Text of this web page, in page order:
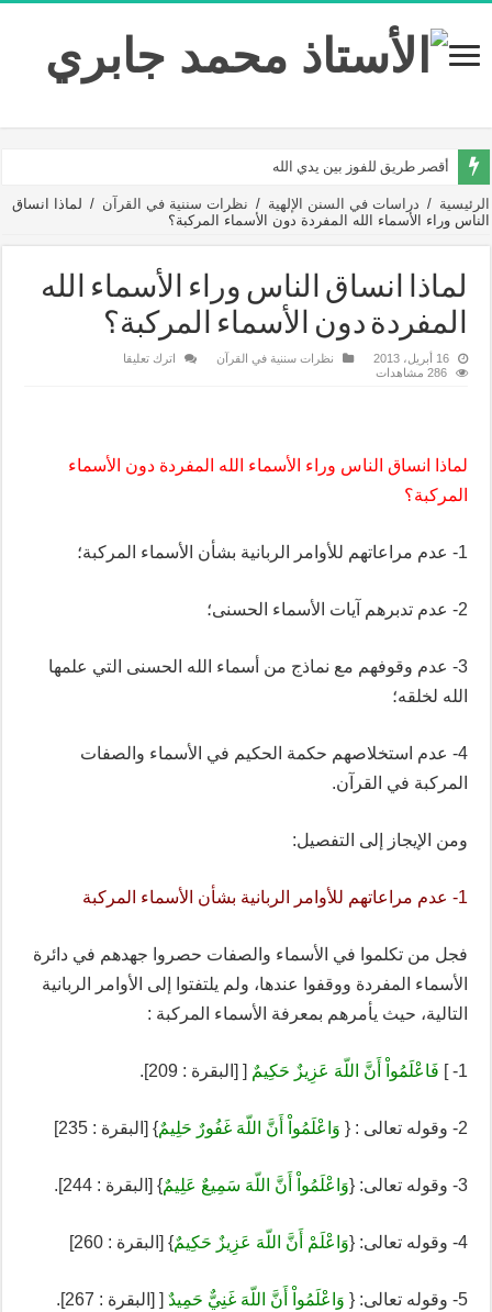
أقصر طريق للفوز بين يدي الله
الرئيسية / دراسات في السنن الإلهية / نظرات سننية في القرآن / لماذا انساق
الناس وراء الأسماء الله المفردة دون الأسماء المركبة؟‏
لماذا انساق الناس وراء الأسماء الله
المفردة دون الأسماء المركبة؟‏
16 أبريل، 2013 نظرات سننية في القرآن
اترك تعليقا
286 مشاهدات
لماذا انساق الناس وراء الأسماء الله المفردة دون الأسماء
المركبة؟
1- عدم مراعاتهم للأوامر الربانية بشأن الأسماء المركبة؛
2- عدم تدبرهم آيات الأسماء الحسنى؛
3- عدم وقوفهم مع نماذج من أسماء الله الحسنى التي علمها
الله لخلقه؛
4- عدم استخلاصهم حكمة الحكيم في الأسماء والصفات
المركبة في القرآن.
ومن الإيجاز إلى التفصيل:
1- عدم مراعاتهم للأوامر الربانية بشأن الأسماء المركبة
فجل من تكلموا في الأسماء والصفات حصروا جهدهم في دائرة
الأسماء المفردة ووقفوا عندها، ولم يلتفتوا إلى الأوامر الربانية
التالية، حيث يأمرهم بمعرفة الأسماء المركبة :
1- ] فَاعْلَمُواْ أَنَّ اللّهَ عَزِيزٌ حَكِيمٌ [ [البقرة : 209].
2- وقوله تعالى : { وَاعْلَمُواْ أَنَّ اللّهَ غَفُورٌ حَلِيمٌ} [البقرة : 235]
3- وقوله تعالى: { وَاعْلَمُواْ أَنَّ اللّهَ سَمِيعٌ عَلِيمٌ} [البقرة : 244].
4- وقوله تعالى: { وَاعْلَمْ أَنَّ اللّهَ عَزِيزٌ حَكِيمٌ} [البقرة : 260]
5- وقوله تعالى: { وَاعْلَمُواْ أَنَّ اللّهَ غَنِيٌّ حَمِيدٌ [ [البقرة : 267].